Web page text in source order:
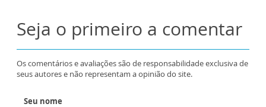
Seja o primeiro a comentar
Os comentários e avaliações são de responsabilidade exclusiva de
seus autores e não representam a opinião do site.
Seu nome